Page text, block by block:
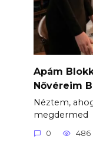
Apám
Nővéreim
Néztem,
megdermed
0 486